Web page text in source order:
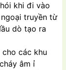
khi đi vào
truyền từ
dò tạo ra
các khu
âm ỉ